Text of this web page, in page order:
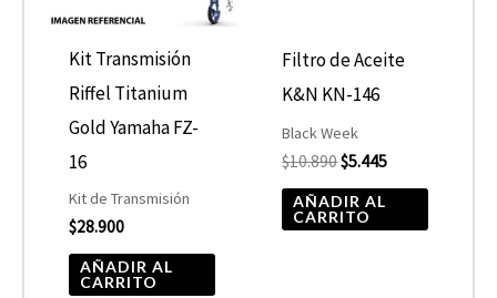
Kit Transmisión
Riffel Titanium
Gold Yamaha FZ-
16
Kit de Transmisión
$28.900
AÑADIR AL
CARRITO
Filtro de Aceite
K&N KN-146
Black Week
$10.890$5.445
AÑADIR AL
CARRITO